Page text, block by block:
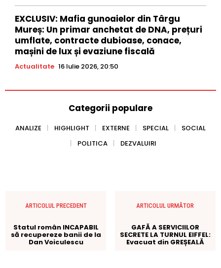
EXCLUSIV: Mafia gunoaielor din Târgu
Mureș: Un primar anchetat de DNA, prețuri
umflate, contracte dubioase, conace,
mașini de lux și evaziune fiscală
Actualitate 16 Iulie 2026, 20:50
Categorii populare
ANALIZE HIGHLIGHT EXTERNE SPECIAL
SOCIAL
POLITICA
DEZVALUIRI
ARTICOLUL PRECEDENT
Statul român INCAPABIL
să recupereze banii de la
Dan Voiculescu
ARTICOLUL URMĂTOR
GAFĂ A SERVICIILOR
SECRETE LA TURNUL EIFFEL:
Evacuat din GREȘEALĂ